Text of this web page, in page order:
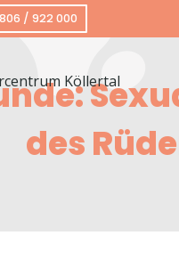
/ 922 000
des